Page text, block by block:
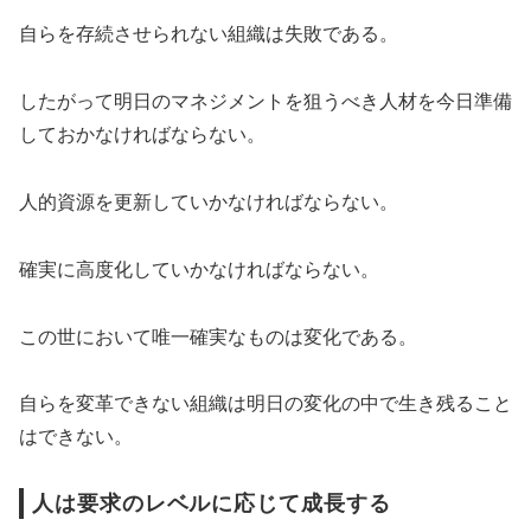
自らを存続させられない組織は失敗である。
したがって明日のマネジメントを狙うべき人材を今日準備
しておかなければならない。
人的資源を更新していかなければならない。
確実に高度化していかなければならない。
この世において唯一確実なものは変化である。
自らを変革できない組織は明日の変化の中で生き残ること
はできない。
人は要求のレベルに応じて成長する